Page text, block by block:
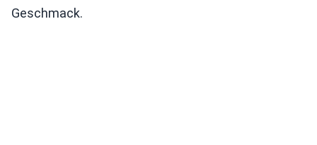
Geschmack.